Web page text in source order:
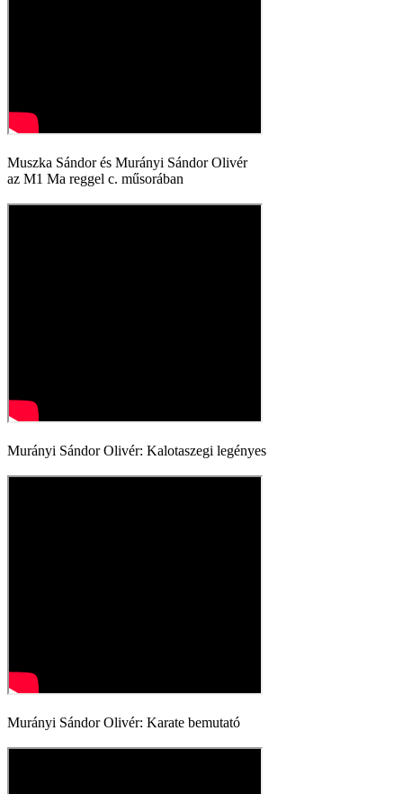
Muszka Sándor és Murányi Sándor Olivér
az M1 Ma reggel c. műsorában
Murányi Sándor Olivér: Kalotaszegi legényes
Murányi Sándor Olivér: Karate bemutató